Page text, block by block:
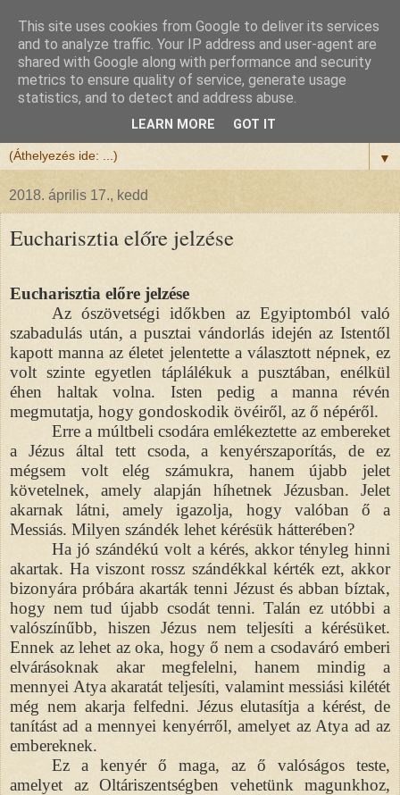
Félix atya
Szeretettel köszöntöm a honlapomra ellátogatót.
▼
2018. április 17., kedd
Eucharisztia előre jelzése
Eucharisztia előre jelzése
Az ószövetségi időkben az Egyiptomból való
szabadulás után, a pusztai vándorlás idején az Istentől
kapott manna az életet jelentette a választott népnek, ez
volt szinte egyetlen táplálékuk a pusztában, enélkül
éhen haltak volna. Isten pedig a manna révén
megmutatja, hogy gondoskodik övéiről, az ő népéről.
Erre a múltbeli csodára emlékeztette az embereket
a Jézus által tett csoda, a kenyérszaporítás, de ez
mégsem volt elég számukra, hanem újabb jelet
követelnek, amely alapján híhetnek Jézusban. Jelet
akarnak látni, amely igazolja, hogy valóban ő a
Messiás. Milyen szándék lehet kérésük hátterében?
Ha jó szándékú volt a kérés, akkor tényleg hinni
akartak. Ha viszont rossz szándékkal kérték ezt, akkor
bizonyára próbára akarták tenni Jézust és abban bíztak,
hogy nem tud újabb csodát tenni. Talán ez utóbbi a
valószínűbb, hiszen Jézus nem teljesíti a kérésüket.
Ennek az lehet az oka, hogy ő nem a csodaváró emberi
elvárásoknak akar megfelelni, hanem mindig a
mennyei Atya akaratát teljesíti, valamint messiási kilétét
még nem akarja felfedni. Jézus elutasítja a kérést, de
tanítást ad a mennyei kenyérről, amelyet az Atya ad az
embereknek.
Ez a kenyér ő maga, az ő valóságos teste,
amelyet az Oltáriszentségben vehetünk magunkhoz,
This site uses cookies from Google to deliver its services
and to analyze traffic. Your IP address and user-agent are
shared with Google along with performance and security
metrics to ensure quality of service, generate usage
statistics, and to detect and address abuse.
LEARN MORE GOT IT